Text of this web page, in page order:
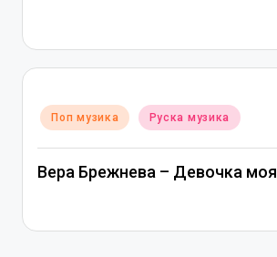
Posted
in
Поп музика Руска музика
Вера Брежнева – Девочка моя